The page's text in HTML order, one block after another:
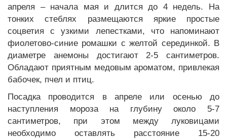
апреля – начала мая и длится до 4 недель. На
тонких стеблях размещаются яркие простые
соцветия с узкими лепестками, что напоминают
фиолетово-синие ромашки с желтой серединкой. В
диаметре анемоны достигают 2-5 сантиметров.
Обладают приятным медовым ароматом, привлекая
бабочек, пчел и птиц.
Посадка проводится в апреле или осенью до
наступления мороза на глубину около 5-7
сантиметров, при этом между луковицами
необходимо оставлять расстояние 15-20